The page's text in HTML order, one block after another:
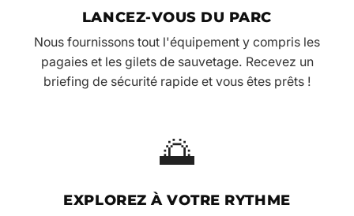
LANCEZ-VOUS DU PARC
Nous fournissons tout l'équipement y compris les
pagaies et les gilets de sauvetage. Recevez un
briefing de sécurité rapide et vous êtes prêts !
🌅
EXPLOREZ À VOTRE RYTHME